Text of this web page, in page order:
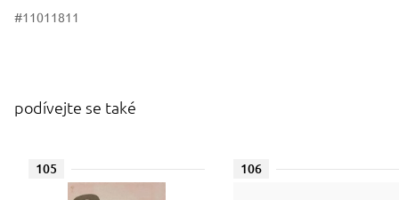
#11011811
podívejte se také
105 106